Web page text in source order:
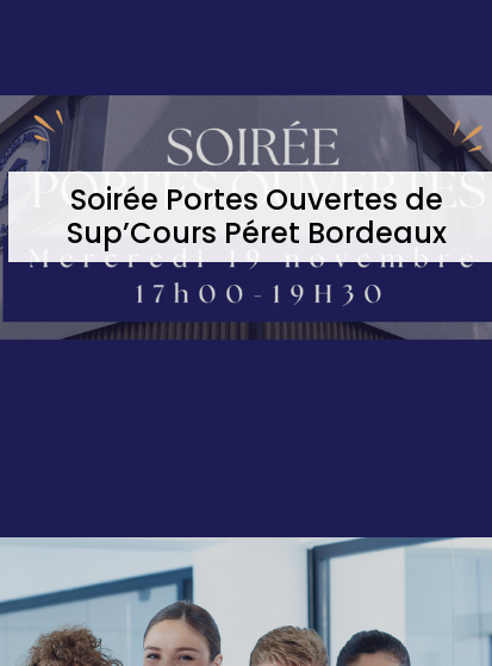
Soirée Portes Ouvertes de
Sup’Cours Péret Bordeaux